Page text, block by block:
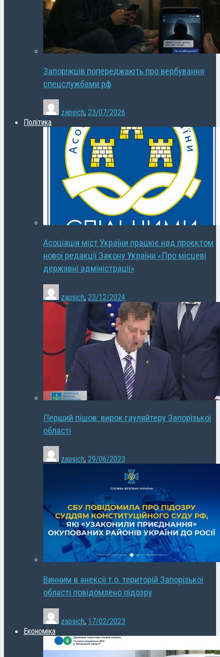
Запоріжців попереджають про вербування
спецслужбами рф
zapsich, 23/07/2026
Політика
Асоціація міст України працює над проєктом
нової редакції Закону України «Про місцеві
державні адміністрації»
zapsich, 23/12/2024
Перший пішов: вирок гауляйтеру Запорізької
області
zapsich, 29/06/2023
Винним в анексії т.о. територій Запорізької
області повідомлено підозру
zapsich, 17/02/2023
Економіка